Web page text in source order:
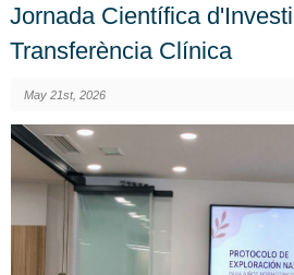
Jornada Científica
Transferència Clínica
May 21st, 2026